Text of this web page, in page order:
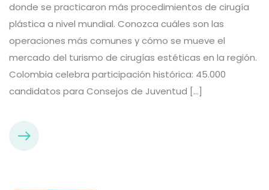
donde se practicaron más procedimientos de cirugía
plástica a nivel mundial. Conozca cuáles son las
operaciones más comunes y cómo se mueve el
mercado del turismo de cirugías estéticas en la región.
Colombia celebra participación histórica: 45.000
candidatos para Consejos de Juventud […]